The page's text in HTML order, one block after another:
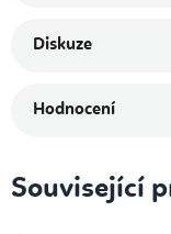
Diskuze
Hodnocení
Související